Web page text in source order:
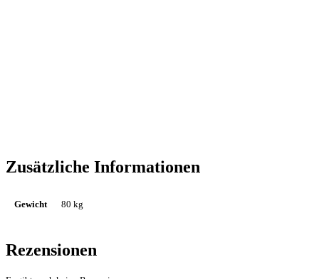
Zusätzliche Informationen
Gewicht 80 kg
Rezensionen